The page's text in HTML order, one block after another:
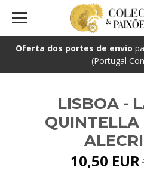
Oferta dos portes de envio
(Portugal
LISBOA -
QUINTELLA
10,50 EUR